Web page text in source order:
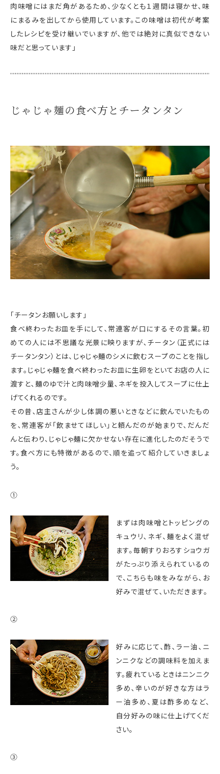
肉味噌にはまだ角があるため、少なくとも１週間は寝かせ、味
にまるみを出してから使用しています。この味噌は初代が考案
したレシピを受け継いでいますが、他では絶対に真似できない
味だと思っています」
じゃじゃ麺の食べ方とチータンタン
「チータンお願いします」
食べ終わったお皿を手にして、常連客が口にするその言葉。初
めての人には不思議な光景に映りますが、チータン（正式には
チータンタン）とは、じゃじゃ麺のシメに飲むスープのことを指し
ます。じゃじゃ麺を食べ終わったお皿に生卵をといてお店の人に
渡すと、麺のゆで汁と肉味噌少量、ネギを投入してスープに仕上
げてくれるのです。
その昔、店主さんが少し体調の悪いときなどに飲んでいたもの
を、常連客が「飲ませてほしい」と頼んだのが始まりで、だんだ
んと伝わり、じゃじゃ麺に欠かせない存在に進化したのだそうで
す。食べ方にも特徴があるので、順を追って紹介していきましょ
う。
①
まずは肉味噌とトッピングの
キュウリ、ネギ、麺をよく混ぜ
ます。毎朝すりおろすショウガ
がたっぷり添えられているの
で、こちらも味をみながら、お
好みで混ぜて、いただきます。
②
好みに応じて、酢、ラー油、ニ
ンニクなどの調味料を加えま
す。疲れているときはニンニク
多め、辛いのが好きな方はラ
ー油多め、夏は酢多めなど、
自分好みの味に仕上げてくだ
さい。
③